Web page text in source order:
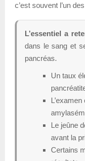
c’est souvent l’un
L’essentiel a
dans le sang et
pancréas.
Un taux
Le jeûne
avant la
Certains